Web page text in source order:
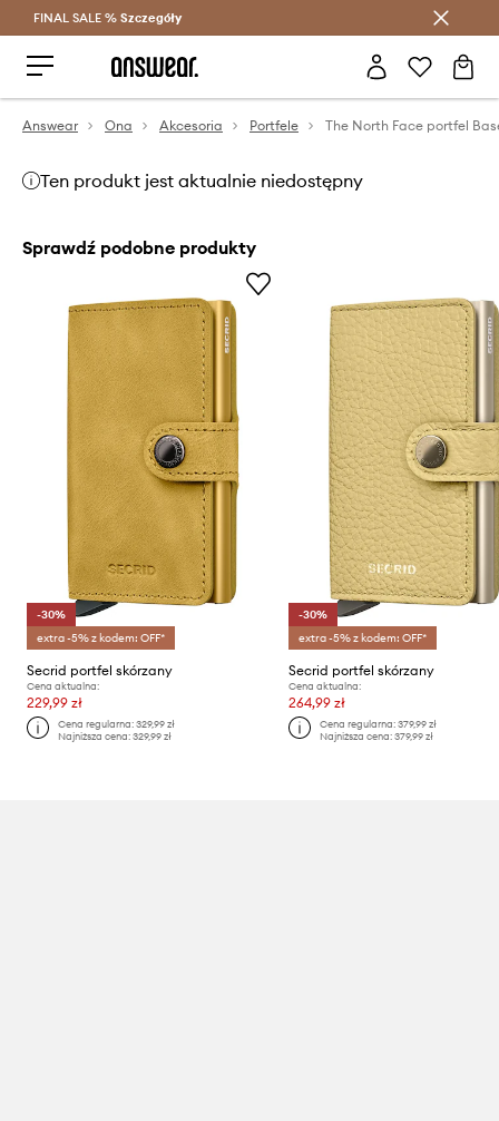
Oszczędzaj z Answear Club >
FINAL SALE % Szczegóły
Answear Ona Akcesoria Portfele
Ten produkt jest aktualnie niedostępny
Sprawdź podobne produkty
-30%
extra -5% z kodem: OFF*
Secrid portfel skórzany
Cena aktualna:
229,99 zł
Cena regularna:329,99 zł
Najniższa cena:329,99 zł
-30%
extra -5% z kodem: OFF*
Secrid portfel skórzany
Cena aktualna:
264,99 zł
Cena regularna: 379,99 zł
Najniższa cena: 379,99 zł